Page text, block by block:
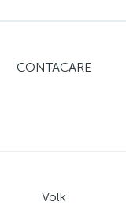
CONTACARE
Volk